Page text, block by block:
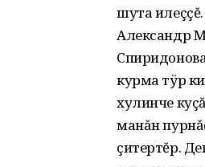
шута
Александр
курма тÿр
хулинче
манăн
çитертĕр.